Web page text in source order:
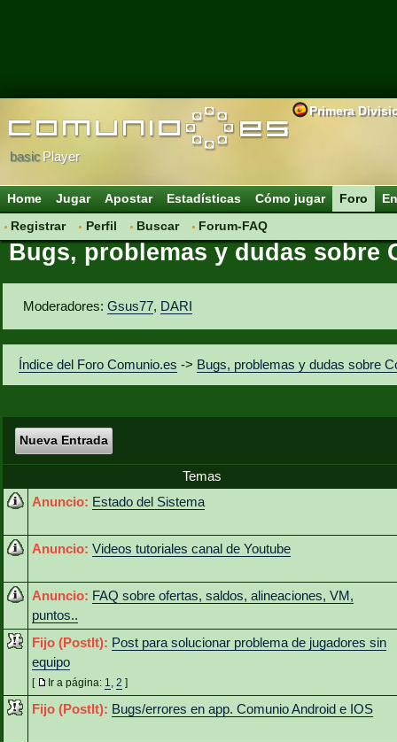
Primera
basicPlayer
Home Jugar Apostar Estadísticas Cómo jugar
Foro
Registrar
Perfil Buscar Forum-FAQ
Bugs, problemas y dudas sobre
Moderadores:Gsus77, DARI
Índice del Foro Comunio.es -> Bugs, problemas y dudas sobre
Nueva Entrada
Temas
Anuncio: Estado del Sistema
Anuncio: Videos tutoriales canal de Youtube
Anuncio: FAQ sobre ofertas, saldos, alineaciones, VM,
puntos..
Fijo (PostIt): Post para solucionar problema de jugadores sin
equipo
[ Ir a página: 1, 2 ]
Fijo (PostIt): Bugs/errores en app. Comunio Android e IOS